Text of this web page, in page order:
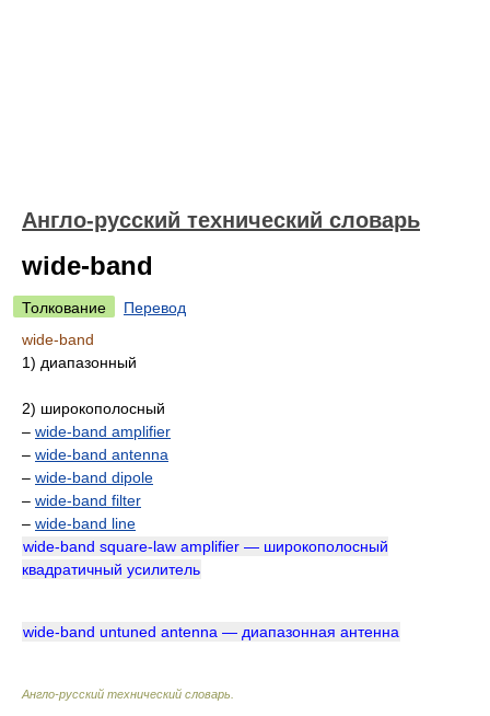
Англо-русский технический словарь
wide-band
Толкование
Перевод
wide-band
1) диапазонный
2) широкополосный
– wide-band amplifier
– wide-band antenna
– wide-band dipole
– wide-band filter
– wide-band line
wide-band square-law amplifier — широкополосный
квадратичный усилитель
wide-band untuned antenna — диапазонная антенна
Англо-русский технический словарь